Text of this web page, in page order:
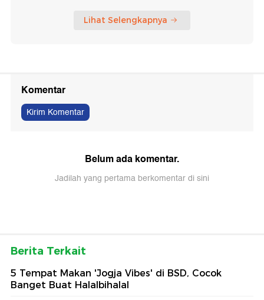
Lihat Selengkapnya
Komentar
Kirim Komentar
Belum ada komentar.
Jadilah yang pertama berkomentar di sini
Berita Terkait
5 Tempat Makan 'Jogja Vibes' di BSD, Cocok
Banget Buat Halalbihalal